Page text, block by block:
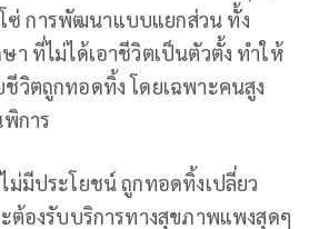
ซ่ การพัฒนาแบบแยกส่วน ทั้ง
า ที่ไม่ได้เอาชีวิตเป็นตัวตั้ง ทำให้
ชีวิตถูกทอดทิ้ง โดยเฉพาะคนสูง
การ
ม่มีประโยชน์ ถูกทอดทิ้งเปลี่ยว
ต้องรับบริการทางสุขภาพแพงสุดๆ